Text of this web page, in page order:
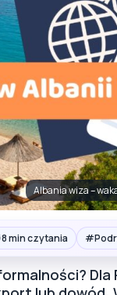
Albania wiza –
8 min czytania #
Dla